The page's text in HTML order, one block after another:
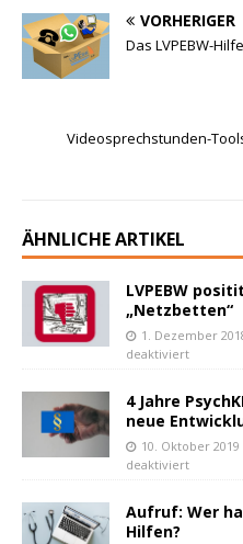
VORHERIGER
Das LVPEBW-
Videosprechstunden-
ÄHNLICHE ARTIKEL
LVPEBW
„Netzbetten“
1. Dezember
deaktiviert
4 Jahre
neue
10. Oktober 2019
deaktiviert
Aufruf: Wer
Hilfen?